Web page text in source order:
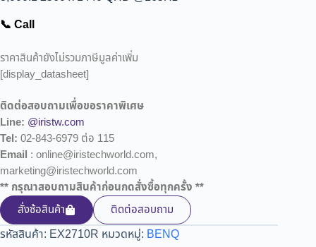
📞 Call
ราคาสินค้ายังไม่รวมภาษีมูลค่าเพิ่ม
[display_datasheet]
ติดต่อสอบถามเพื่อขอราคาพิเศษ
Line: @iristw.com
Tel: 02-843-6979 ต่อ 115
Email : online@iristechworld.com,
marketing@iristechworld.com
** กรุณาสอบถามสินค้าก่อนกดสั่งซื้อทุกครั้ง **
สั่งซ้อสินค้า
ติดต่อสอบถาม
รหัสสินค้า: EX2710R หมวดหมู่: BENQ